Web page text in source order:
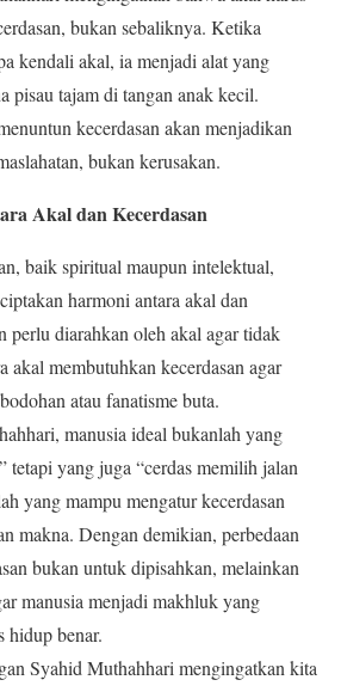
bukan sebaliknya. Ketika
kendali akal, ia menjadi alat yang
pisau tajam di tangan anak kecil.
kecerdasan akan menjadikan
bukan kerusakan.
Akal dan Kecerdasan
baik spiritual maupun intelektual,
harmoni antara akal dan
perlu diarahkan oleh akal agar tidak
akal membutuhkan kecerdasan agar
atau fanatisme buta.
manusia ideal bukanlah yang
tetapi yang juga “cerdas memilih jalan
yang mampu mengatur kecerdasan
makna. Dengan demikian, perbedaan
bukan untuk dipisahkan, melainkan
manusia menjadi makhluk yang
hidup benar.
Syahid Muthahhari mengingatkan kita